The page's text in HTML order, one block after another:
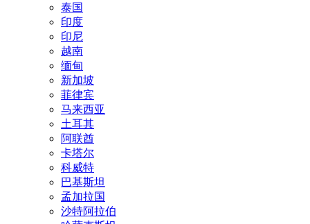
泰国
印度
印尼
越南
缅甸
新加坡
菲律宾
马来西亚
土耳其
阿联酋
卡塔尔
科威特
巴基斯坦
孟加拉国
沙特阿拉伯